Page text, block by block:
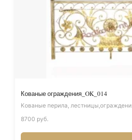
Кованые ограждения_OK_014
Кованые перила,
8700 руб.